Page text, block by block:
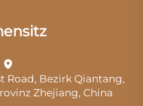
Road, Bezirk Qiantang,
Zhejiang, China